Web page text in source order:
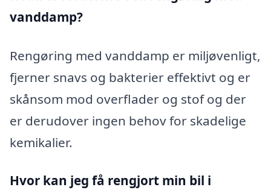
vanddamp?
Rengøring med vanddamp er miljøvenligt,
fjerner snavs og bakterier effektivt og er
skånsom mod overflader og stof og der
er derudover ingen behov for skadelige
kemikalier.
Hvor kan jeg få rengjort min bil i